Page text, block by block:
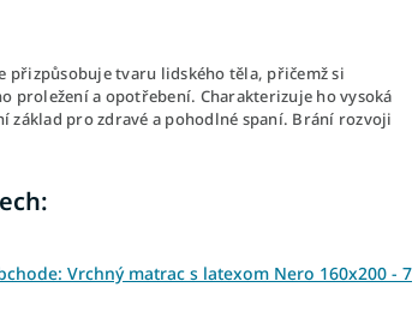
přizpůsobuje tvaru lidského těla, přičemž si
proležení a opotřebení. Charakterizuje ho vysoká
základ pro zdravé a pohodlné spaní. Brání rozvoji
Vrchný matrac s latexom Nero 160x200 - 7